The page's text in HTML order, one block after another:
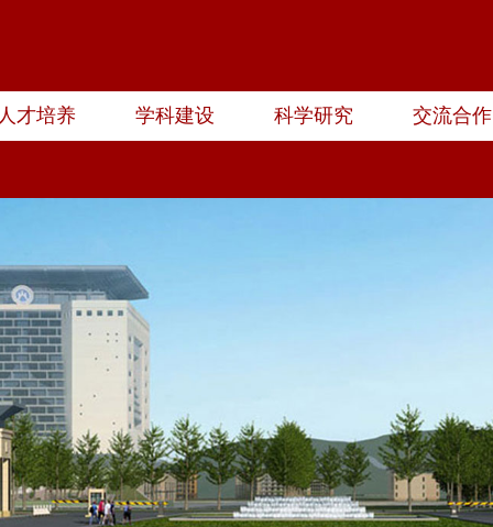
人才培养 学科建设 科学研究 交流合作